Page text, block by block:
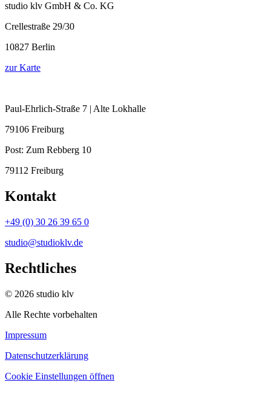
studio klv GmbH & Co. KG
Crellestraße 29/30
10827 Berlin
zur Karte
Paul-Ehrlich-Straße 7 | Alte Lokhalle
79106 Freiburg
Post: Zum Rebberg 10
79112 Freiburg
Kontakt
+49 (0) 30 26 39 65 0
studio@studioklv.de
Rechtliches
© 2026 studio klv
Alle Rechte vorbehalten
Impressum
Datenschutzerklärung
Cookie Einstellungen öffnen